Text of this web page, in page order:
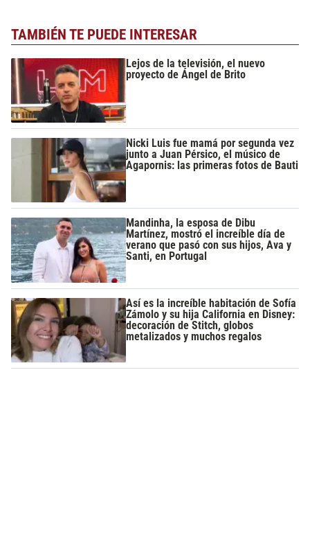
TAMBIÉN TE PUEDE INTERESAR
Lejos de la televisión, el nuevo
proyecto de Ángel de Brito
Nicki Luis fue mamá por segunda vez
junto a Juan Pérsico, el músico de
Agapornis: las primeras fotos de Bauti
Mandinha, la esposa de Dibu
Martínez, mostró el increíble día de
verano que pasó con sus hijos, Ava y
Santi, en Portugal
Así es la increíble habitación de Sofía
Zámolo y su hija California en Disney:
decoración de Stitch, globos
metalizados y muchos regalos